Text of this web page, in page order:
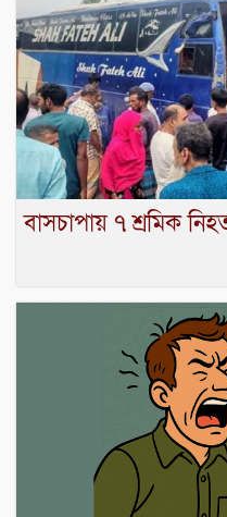
বাসচাপায় ৭ শ্রমিক